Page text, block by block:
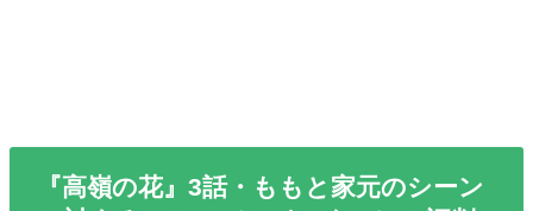
『高嶺の花』3話・ももと家元のシーン